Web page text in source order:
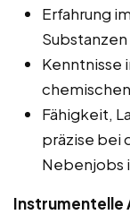
Erfahrung
Kenntnisse
Fähigkeit,
präzise bei
Nebenjobs
Instrumentelle